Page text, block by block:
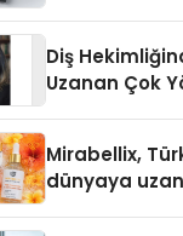
Diş
Uzanan Çok
Mirabellix,
dünyaya